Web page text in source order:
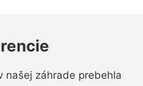
našej záhrade prebehla